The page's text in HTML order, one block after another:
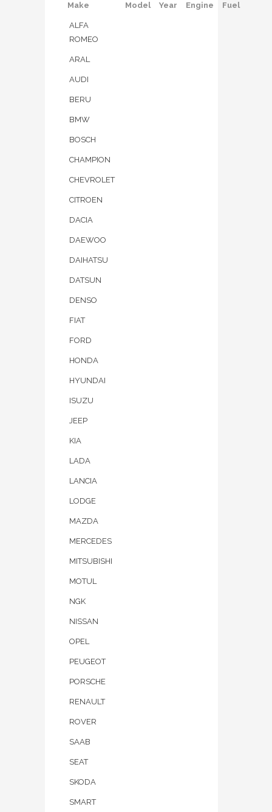
Make Model Year Engine Fuel
ALFA
ROMEO
ARAL
AUDI
BERU
BMW
BOSCH
CHAMPION
CHEVROLET
CITROEN
DACIA
DAEWOO
DAIHATSU
DATSUN
DENSO
FIAT
FORD
HONDA
HYUNDAI
ISUZU
JEEP
KIA
LADA
LANCIA
LODGE
MAZDA
MERCEDES
MITSUBISHI
MOTUL
NGK
NISSAN
OPEL
PEUGEOT
PORSCHE
RENAULT
ROVER
SAAB
SEAT
SKODA
SMART